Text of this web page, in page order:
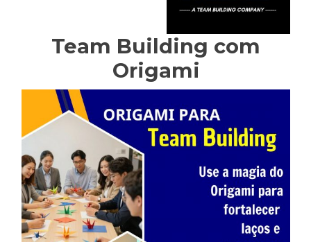
Team Building com
Origami